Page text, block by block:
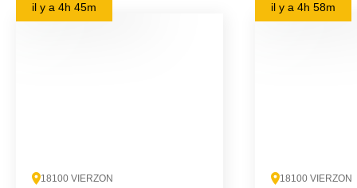
il y a 4h 45m
18100 VIERZON
il y a 4h 58m
18100 VIERZON